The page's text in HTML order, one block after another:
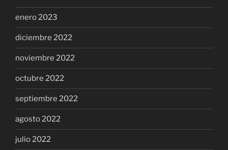
enero 2023
diciembre 2022
noviembre 2022
octubre 2022
septiembre 2022
agosto 2022
julio 2022